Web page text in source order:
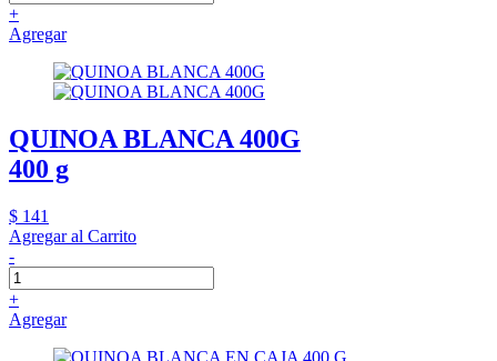
+
Agregar
QUINOA BLANCA 400G
400 g
$ 141
Agregar al Carrito
-
+
Agregar